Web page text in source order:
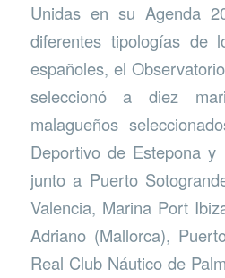
Unidas en su Agenda
diferentes tipologías de
españoles, el
seleccionó a diez
malagueños
Deportivo de Estepona y
junto a Puerto
Valencia, Marina Port
Adriano (Mallorca),
Real Club Náutico de